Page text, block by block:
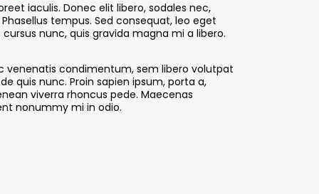
iaculis. Donec elit libero, sodales nec,
tempus. Sed consequat, leo eget
nunc, quis gravida magna mi a libero.
venenatis condimentum, sem libero volutpat
quis nunc. Proin sapien ipsum, porta a,
viverra rhoncus pede. Maecenas
nonummy mi in odio.